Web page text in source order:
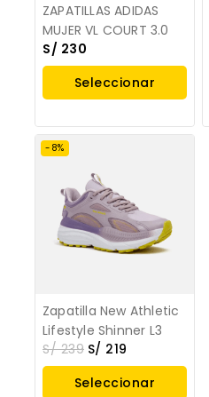
ZAPATILLAS ADIDAS
MUJER VL COURT 3.0
S/ 230
Seleccionar
-8%
Zapatilla New Athletic
Lifestyle Shinner L3
S/239 S/ 219
Seleccionar